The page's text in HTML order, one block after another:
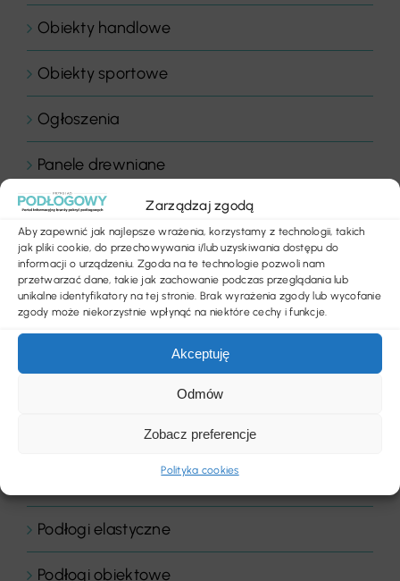
Zarządzaj zgodą
Aby zapewnić jak najlepsze wrażenia, korzystamy z technologii, takich
jak pliki cookie, do przechowywania i/lub uzyskiwania dostępu do
informacji o urządzeniu. Zgoda na te technologie pozwoli nam
przetwarzać dane, takie jak zachowanie podczas przeglądania lub
unikalne identyfikatory na tej stronie. Brak wyrażenia zgody lub wycofanie
zgody może niekorzystnie wpłynąć na niektóre cechy i funkcje.
Akceptuję
Odmów
Zobacz preferencje
Polityka cookies
Obiekty handlowe
Obiekty sportowe
Ogłoszenia
Panele drewniane
Parkiety
Placówki edukacyjne
Płytki dywanowe
Podłogi domowe
Podłogi elastyczne
Podłogi obiektowe